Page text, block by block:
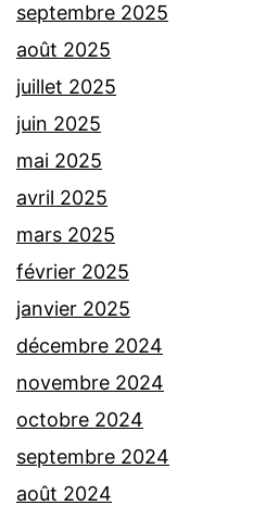
septembre 2025
août 2025
juillet 2025
juin 2025
mai 2025
avril 2025
mars 2025
février 2025
janvier 2025
décembre 2024
novembre 2024
octobre 2024
septembre 2024
août 2024